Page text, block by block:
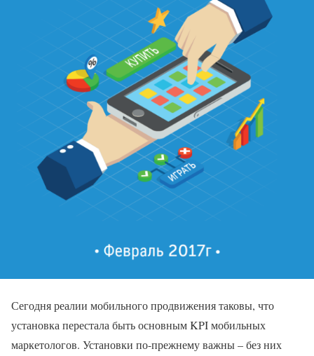
Сегодня реалии мобильного продвижения таковы, что
установка перестала быть основным KPI мобильных
маркетологов. Установки по-прежнему важны – без них